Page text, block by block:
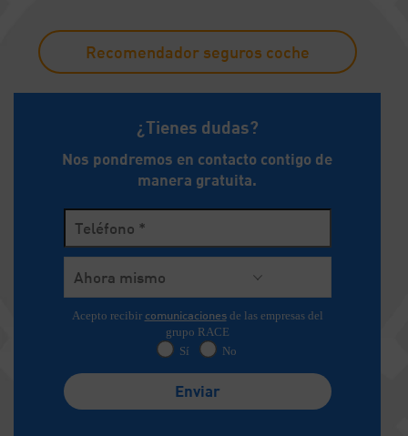
Recomendador seguros coche
¿Tienes dudas?
Nos pondremos en contacto contigo de
manera gratuita.
Acepto recibir comunicacionesde las empresas del
grupo RACE
Sí
No